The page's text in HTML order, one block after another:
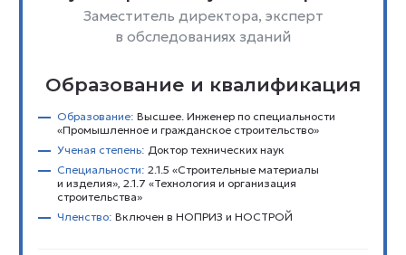
Заместитель директора, эксперт
в обследованиях зданий
Образование и квалификация
Образование: Высшее. Инженер по специальности
«Промышленное и гражданское строительство»
Ученая степень: Доктор технических наук
Специальности: 2.1.5 «Строительные материалы
и изделия», 2.1.7 «Технология и организация
строительства»
Членство: Включен в НОПРИЗ и НОСТРОЙ